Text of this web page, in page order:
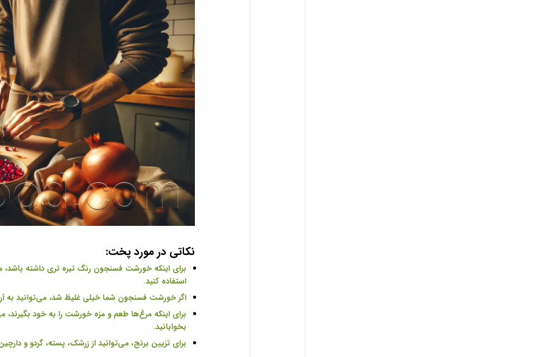
نکاتی در مورد پخت:
استفاده کنید.
اگر خورشت فسنجون شما خیلی غلیظ شد، می‌توانید به
برای اینکه مرغ‌ها طعم و مزه خورشت را به خود بگیرند،
بخوابانید.
برای تزیین برنج، می‌توانید از زرشک، پسته، گردو و